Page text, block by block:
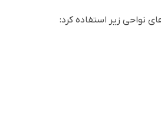
زیر استفاده کرد: